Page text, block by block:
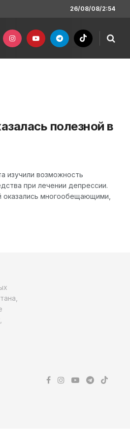
26/08/08/2:54
полезной в
изучили возможность
при лечении депрессии.
оказались многообещающими,